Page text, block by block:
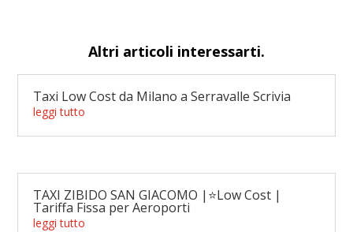
Altri articoli interessarti.
Taxi Low Cost da Milano a Serravalle Scrivia
leggi tutto
TAXI ZIBIDO SAN GIACOMO |⭐Low Cost |
Tariffa Fissa per Aeroporti
leggi tutto